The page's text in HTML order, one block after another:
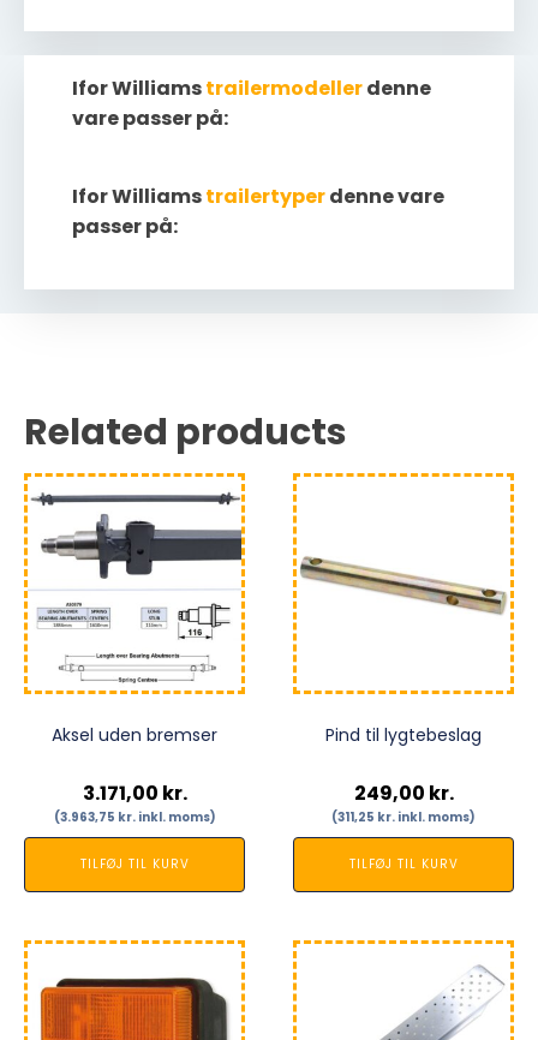
Ifor Williamstrailertyperdenne vare
passer på:
Ifor Williamstrailermodellerdenne
vare passer på:
Related products
Aksel uden bremser
3.171,00 kr.
(3.963,75 kr.inkl. moms)
TILFØJ TIL KURV
Pind til lygtebeslag
249,00 kr.
(311,25 kr. inkl. moms)
TILFØJ TIL KURV